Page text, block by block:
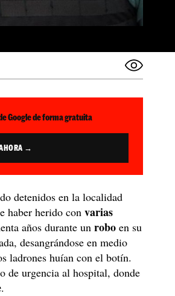
Google de forma gratuita
→
detenidos en la localidad
haber herido convarias
años durante unrobo en su
desangrándose en medio
ladrones huían con el botín.
de urgencia al hospital, donde
.